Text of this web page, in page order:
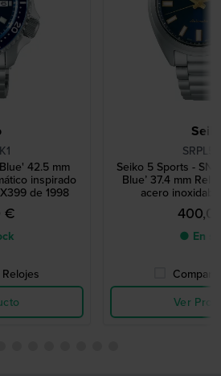
42.5 mm
inspirado
de 1998
€
Seiko 5 Sports -
Blue’ 37.4 mm
acero
● En
Ver